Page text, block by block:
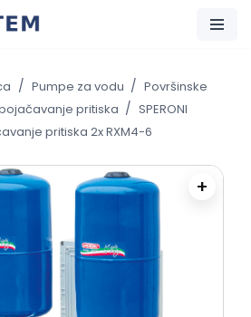
/ Pumpe za vodu / Površinske
pritiska / SPERONI
pritiska 2x RXM4-6
+